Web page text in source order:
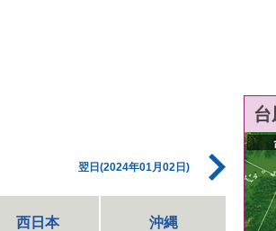
翌日(2024年01月02日)
西日本 沖縄